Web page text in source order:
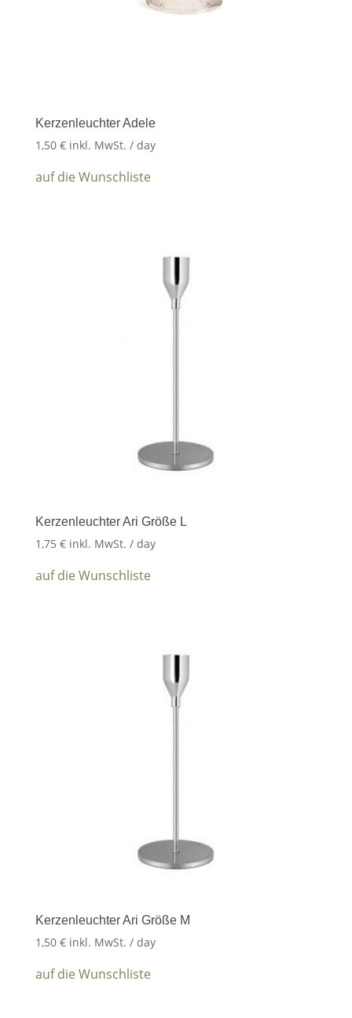
Kerzenleuchter Adele
1,50 € inkl. MwSt. / day
auf die Wunschliste
Kerzenleuchter Ari Größe L
1,75 € inkl. MwSt. / day
auf die Wunschliste
Kerzenleuchter Ari Größe M
1,50 € inkl. MwSt. / day
auf die Wunschliste